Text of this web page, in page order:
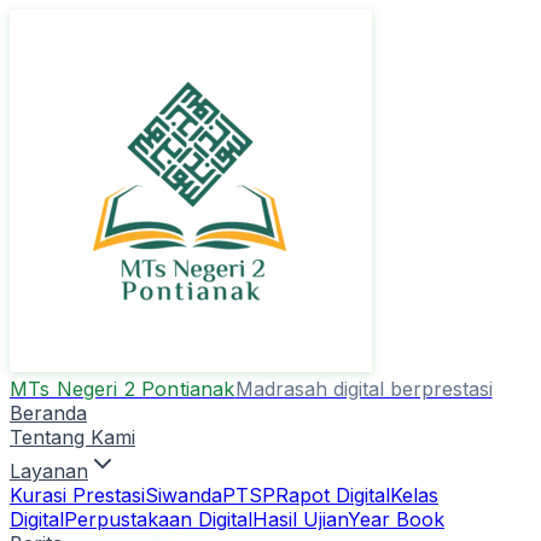
MTs Negeri 2 PontianakMadrasah digital berprestasi
Beranda
Tentang Kami
Layanan
Kurasi PrestasiSiwandaPTSPRapot DigitalKelas
DigitalPerpustakaan DigitalHasil UjianYear Book